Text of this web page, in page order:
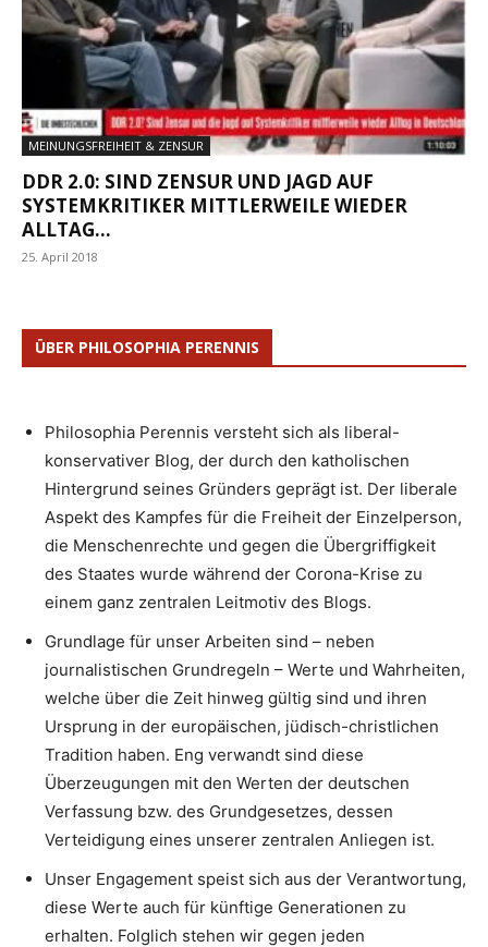
MEINUNGSFREIHEIT & ZENSUR
DDR 2.0: SIND ZENSUR UND JAGD AUF
SYSTEMKRITIKER MITTLERWEILE WIEDER
ALLTAG...
25. April 2018
ÜBER PHILOSOPHIA PERENNIS
Philosophia Perennis versteht sich als liberal-
konservativer Blog, der durch den katholischen
Hintergrund seines Gründers geprägt ist. Der liberale
Aspekt des Kampfes für die Freiheit der Einzelperson,
die Menschenrechte und gegen die Übergriffigkeit
des Staates wurde während der Corona-Krise zu
einem ganz zentralen Leitmotiv des Blogs.
Grundlage für unser Arbeiten sind – neben
journalistischen Grundregeln – Werte und Wahrheiten,
welche über die Zeit hinweg gültig sind und ihren
Ursprung in der europäischen, jüdisch-christlichen
Tradition haben. Eng verwandt sind diese
Überzeugungen mit den Werten der deutschen
Verfassung bzw. des Grundgesetzes, dessen
Verteidigung eines unserer zentralen Anliegen ist.
Unser Engagement speist sich aus der Verantwortung,
diese Werte auch für künftige Generationen zu
erhalten. Folglich stehen wir gegen jeden